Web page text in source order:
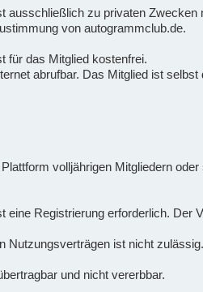
ausschließlich zu privaten
von autogrammclub.de.
für das Mitglied kostenfrei.
abrufbar. Das Mitglied ist
volljährigen Mitgliedern
eine Registrierung erforderlich.
Nutzungsverträgen ist nicht zulässig.
und nicht vererbbar.